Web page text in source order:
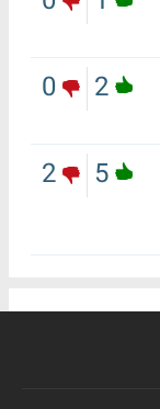
2
0
5
2